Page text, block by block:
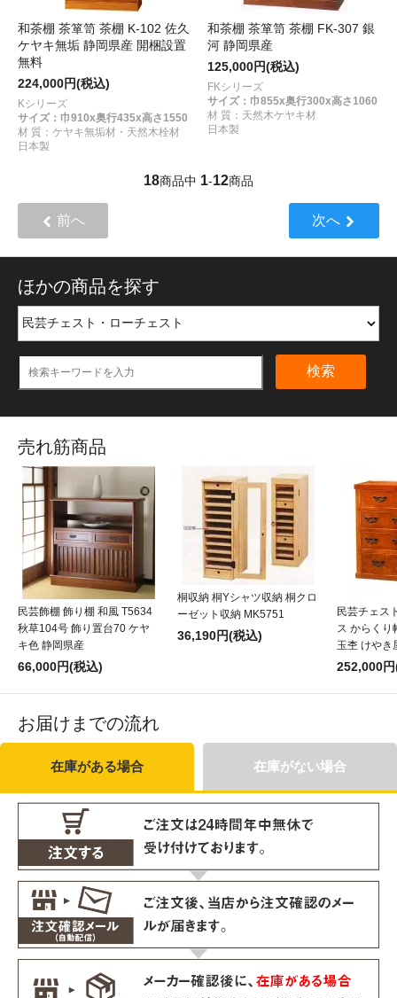
和茶棚 茶箪笥 茶棚 K-102 佐久
ケヤキ無垢 静岡県産 開梱設置
無料
224,000円(税込)
Kシリーズ
サイズ：巾910x奥行435x高さ1550
材 質：ケヤキ無垢材・天然木栓材
日本製
和茶棚 茶箪笥 茶棚 FK-307 銀
河 静岡県産
125,000円(税込)
FKシリーズ
サイズ：巾855x奥行300x高さ1060
材 質：天然木ケヤキ材
日本製
18商品中 1-12商品
前へ 次へ
ほかの商品を探す
検索
売れ筋商品
民芸飾棚 飾り棚 和風 T5634
秋草104号 飾り置台70 ケヤ
キ色 静岡県産
66,000円(税込)
桐収納 桐Yシャツ収納 桐クロ
ーゼット収納 MK5751
36,190円(税込)
民芸チェス
ス からくり
玉杢 けやき
252,000
お届けまでの流れ
在庫がある場合 在庫がない場合